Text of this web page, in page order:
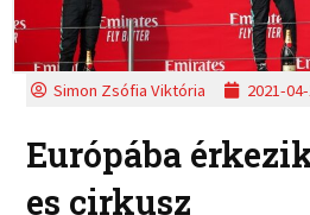
Simon Zsófia Viktória 2021-
Európába
es cirkusz